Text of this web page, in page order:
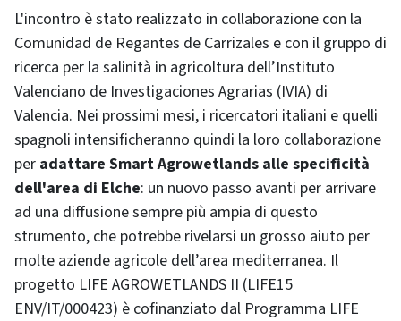
L'incontro è stato realizzato in collaborazione con la
Comunidad de Regantes de Carrizales e con il gruppo di
ricerca per la salinità in agricoltura dell’Instituto
Valenciano de Investigaciones Agrarias (IVIA) di
Valencia. Nei prossimi mesi, i ricercatori italiani e quelli
spagnoli intensificheranno quindi la loro collaborazione
per adattare Smart Agrowetlands alle specificità
dell'area di Elche: un nuovo passo avanti per arrivare
ad una diffusione sempre più ampia di questo
strumento, che potrebbe rivelarsi un grosso aiuto per
molte aziende agricole dell’area mediterranea. Il
progetto LIFE AGROWETLANDS II (LIFE15
ENV/IT/000423) è cofinanziato dal Programma LIFE